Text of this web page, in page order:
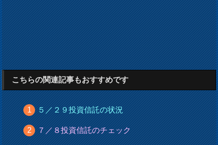
こちらの関連記事もおすすめです
５／２９投資信託の状況
７／８投資信託のチェック